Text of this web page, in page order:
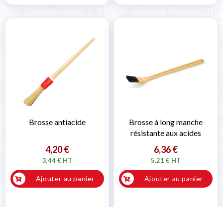
Brosse antiacide
4,20 €
3,44 € HT
Ajouter au panier
Brosse à long manche
résistante aux acides
6,36 €
5,21 € HT
Ajouter au panier